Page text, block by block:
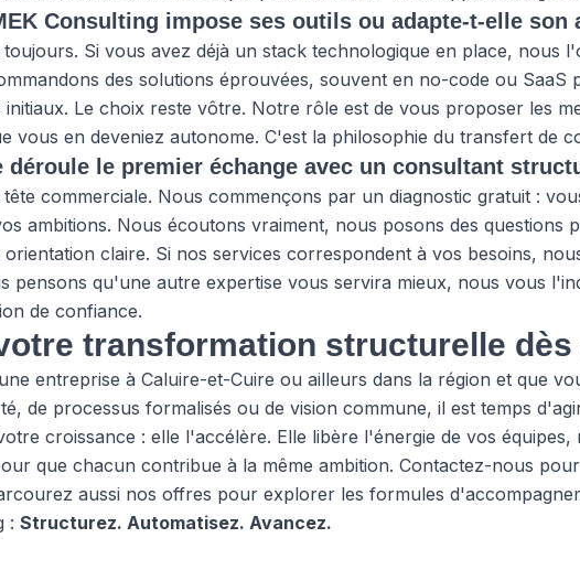
Consulting impose ses outils ou adapte-t-elle son
Si vous avez déjà un stack technologique en place, nous
des solutions éprouvées, souvent en no-code ou SaaS
initiaux. Le choix reste vôtre. Notre rôle est de vous proposer les
vous en deveniez autonome. C'est la philosophie du transfert de
déroule le premier échange avec un consultant
tête commerciale. Nous commençons par un diagnostic gratuit :
ambitions. Nous écoutons vraiment, nous posons des questions
claire. Si nos services correspondent à vos besoins,
pensons qu'une autre expertise vous servira mieux, nous vous
de confiance.
transformation structurelle
entreprise à Caluire-et-Cuire ou ailleurs dans la région et que
de processus formalisés ou de vision commune, il est temps
croissance : elle l'accélère. Elle libère l'énergie de vos
que chacun contribue à la même ambition. Contactez-nous
aussi nos offres pour explorer les formules
: Structurez. Automatisez. Avancez.